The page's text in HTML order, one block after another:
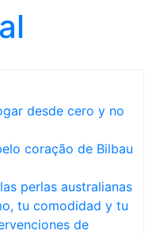
desde cero y no
coração de Bilbau
perlas australianas
tu comodidad y tu
de